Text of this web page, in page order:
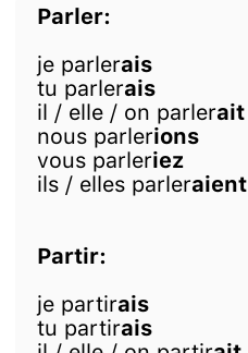
Parler:
je parlerais
tu parlerais
il / elle / on parlerait
nous parlerions
vous parleriez
ils / elles parleraient
Partir:
je partirais
tu partirais